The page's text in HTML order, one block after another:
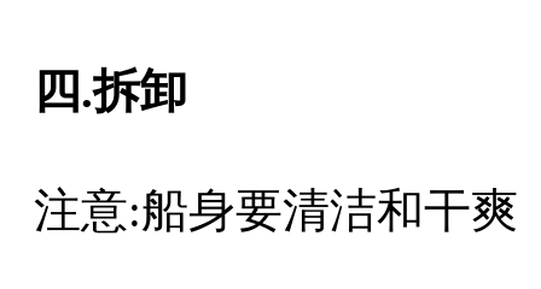
四.拆卸
注意:船身要清洁和干爽